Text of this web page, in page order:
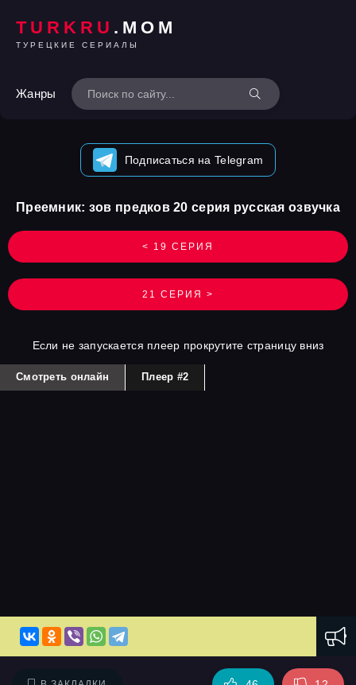
TURKRU .MOM
ТУРЕЦКИЕ СЕРИАЛЫ
Жанры
Подписаться на Telegram
< 19 СЕРИЯ
Преемник: зов предков 20 серия русская озвучка
21 СЕРИЯ >
Если не запускается плеер прокрутите страницу вниз
Смотреть онлайн Плеер #2